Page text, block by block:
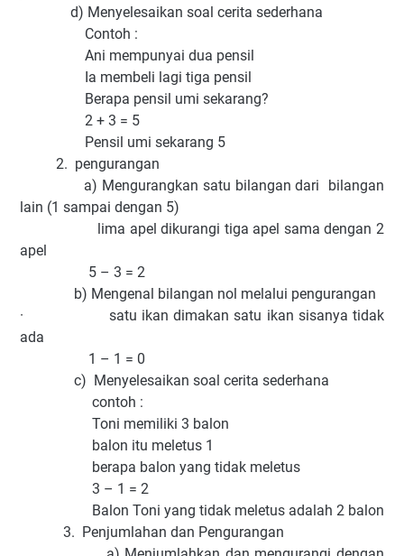
d) Menyelesaikan soal cerita sederhana
Contoh :
Ani mempunyai dua pensil
Ia membeli lagi tiga pensil
Berapa pensil umi sekarang?
2 + 3 = 5
Pensil umi sekarang 5
2. pengurangan
a) Mengurangkan satu bilangan dari bilangan
lain (1 sampai dengan 5)
lima apel dikurangi tiga apel sama dengan 2
apel
5 – 3 = 2
b) Mengenal bilangan nol melalui pengurangan
· satu ikan dimakan satu ikan sisanya tidak
ada
1 – 1 = 0
c) Menyelesaikan soal cerita sederhana
contoh :
Toni memiliki 3 balon
balon itu meletus 1
berapa balon yang tidak meletus
3 – 1 = 2
Balon Toni yang tidak meletus adalah 2 balon
3. Penjumlahan dan Pengurangan